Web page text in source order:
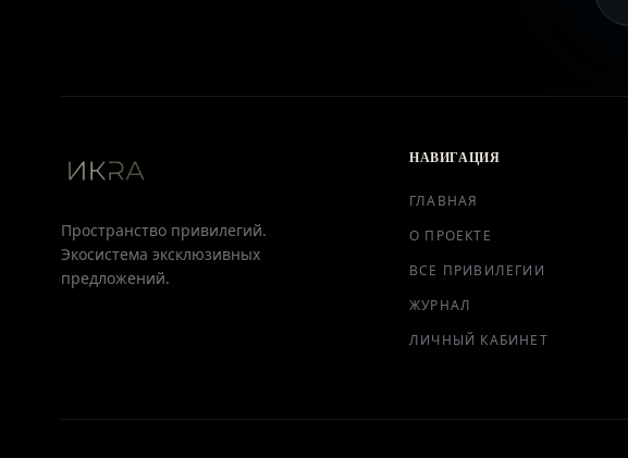
Пространство привилегий.
Экосистема эксклюзивных
предложений.
НАВИГАЦИЯ
ГЛАВНАЯ
О ПРОЕКТЕ
ВСЕ ПРИВИЛЕГИИ
ЖУРНАЛ
ЛИЧНЫЙ КАБИНЕТ